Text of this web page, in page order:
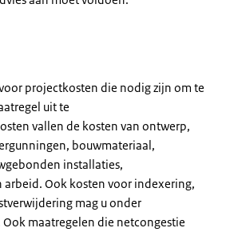
projectkosten die nodig zijn om te
uit te
vallen de kosten van ontwerp,
bouwmateriaal,
installaties,
Ook kosten voor indexering,
mag u onder
maatregelen die netcongestie